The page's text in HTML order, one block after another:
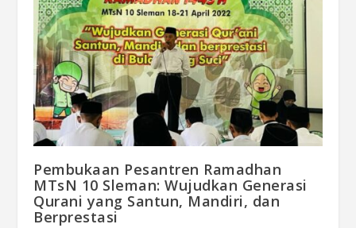
Pembukaan Pesantren Ramadhan
MTsN 10 Sleman: Wujudkan Generasi
Qurani yang Santun, Mandiri, dan
Berprestasi